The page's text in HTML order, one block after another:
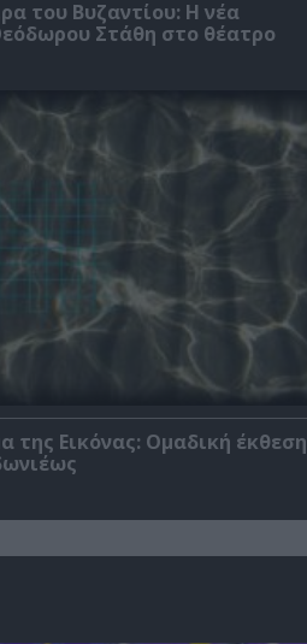
του Βυζαντίου: Η νέα
Στάθη στο θέατρο
της Εικόνας: Ομαδική έκθεση